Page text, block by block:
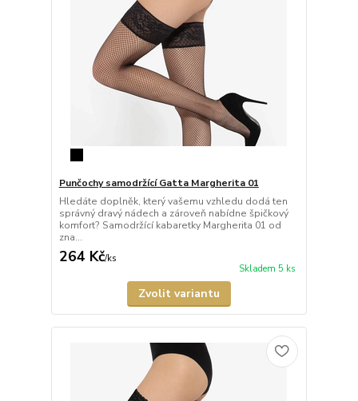
Punčochy samodržící Gatta Margherita 01
Hledáte doplněk, který vašemu vzhledu dodá ten
správný dravý nádech a zároveň nabídne špičkový
komfort? Samodržící kabaretky Margherita 01 od
zna...
264 Kč/ks
Skladem 5 ks
Zvolit variantu